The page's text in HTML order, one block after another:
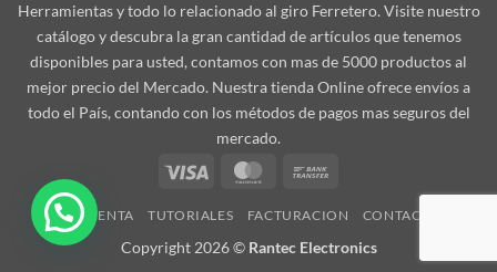
Herramientas y todo lo relacionado al giro Ferretero. Visite nuestro
catálogo y descubra la gran cantidad de artículos que tenemos
disponibles para usted, contamos con mas de 5000 productos al
mejor precio del Mercado. Nuestra tienda Online ofrece envíos a
todo el País, contando con los métodos de pagos mas seguros del
mercado.
Visa
MasterCard
MI CUENTA TUTORIALES FACTURACION CONTACTO
Copyright 2026 © Rantec Electronics